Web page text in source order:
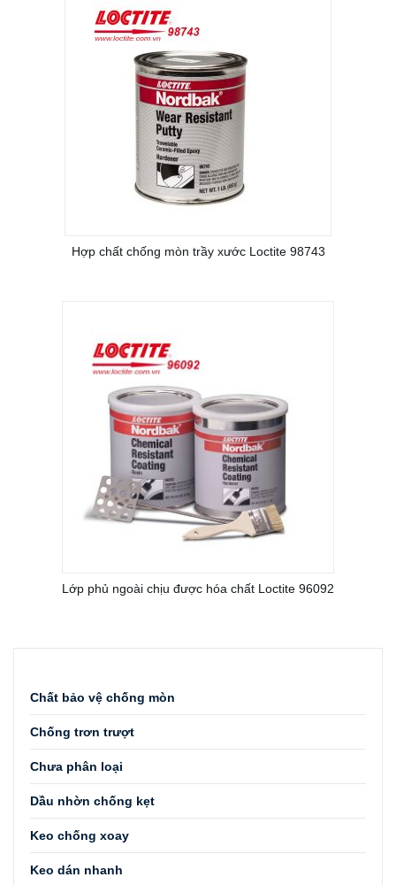
Hợp chất chống mòn trầy xước Loctite 98743
Lớp phủ ngoài chịu được hóa chất Loctite 96092
Chất bảo vệ chống mòn
Chống trơn trượt
Chưa phân loại
Dầu nhờn chống kẹt
Keo chống xoay
Keo dán nhanh